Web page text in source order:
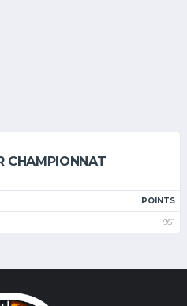
CHAMPIONNAT
POINTS
951